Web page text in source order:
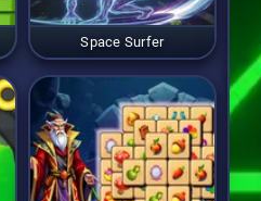
Space Surfer